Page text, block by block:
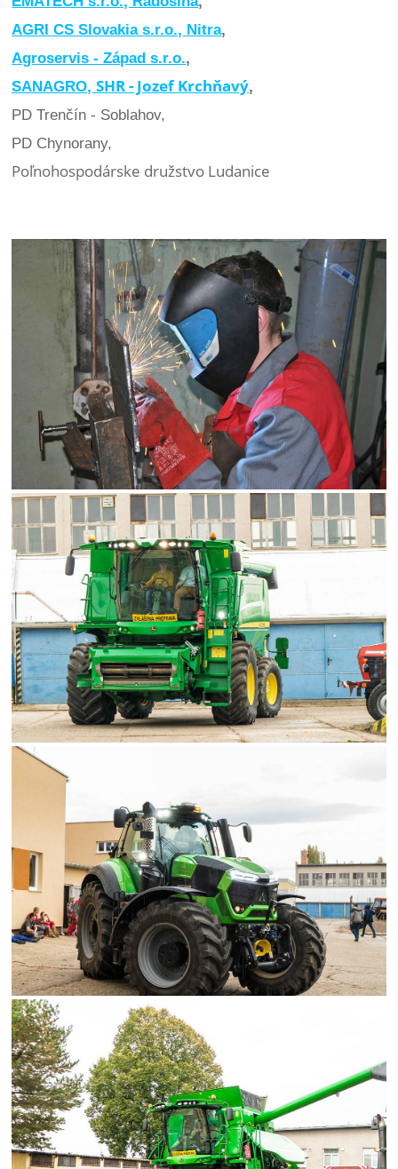
AGRI CS Slovakia s.r.o., Nitra,
Agroservis - Západ s.r.o.,
SANAGRO,SHR - Jozef Krchňavý,
PD Trenčín - Soblahov,
PD Chynorany,
Poľnohospodárske družstvo Ludanice